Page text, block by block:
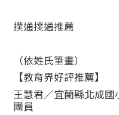
撲通撲通推薦
（依姓氏筆畫）
【教育界好評推薦】
王慧君／宜蘭縣北成
團員